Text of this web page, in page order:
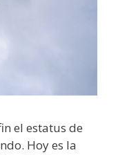
el estatus de
Hoy es la